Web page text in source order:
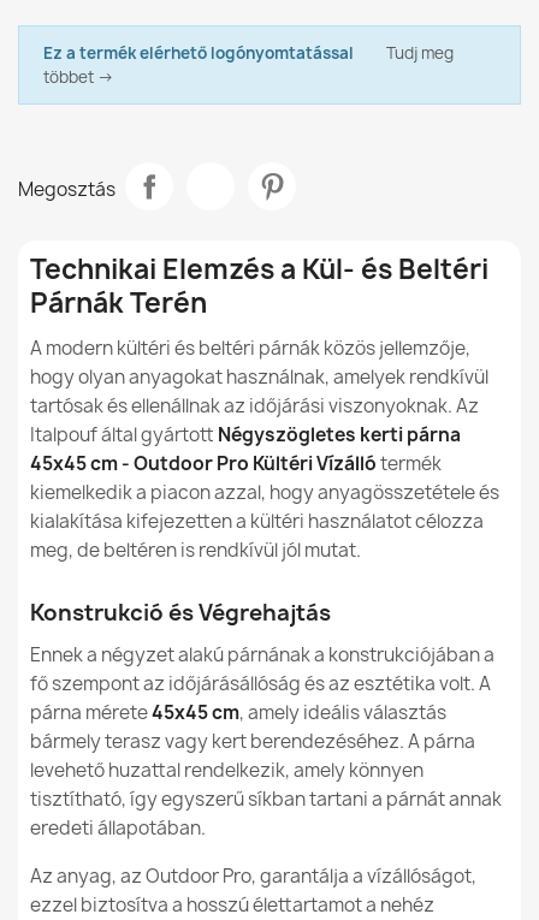
Milyen nylonból készülnek a kültéri babzsákok?
Hogyan védhető a nylon babzsák a napsütéstől?
babzsákokat?
A nylonból készült babzsákok használhatók a házon
belül és kívül is?
A nylonból készült babzsákok biztonságosak a
Kültéri Vízálló
8 990,00 Ft
Adatlap
Anyag
Méret
Rendeltetésszerű
Levehető Huzat Igen
Garancia Anyag 24 Hónap
Poduszka-Kw-Ogrodowa
Ean13 5907500841247
MPN (Gyártói Cikkszám) 559
Állapot Új
Ez a termék elérhető logónyomtatással
Tudj meg
többet →
Megosztás
Technikai Elemzés a Kül- és Beltéri
Párnák Terén
A modern kültéri és beltéri párnák közös jellemzője,
hogy olyan anyagokat használnak, amelyek rendkívül
tartósak és ellenállnak az időjárási viszonyoknak. Az
Italpouf által gyártott Négyszögletes kerti párna
45x45 cm - Outdoor Pro Kültéri Vízállótermék
kiemelkedik a piacon azzal, hogy anyagösszetétele és
kialakítása kifejezetten a kültéri használatot célozza
meg, de beltéren is rendkívül jól mutat.
Konstrukció és Végrehajtás
Ennek a négyzet alakú párnának a konstrukciójában a
fő szempont az időjárásállóság és az esztétika volt. A
párna mérete45x45 cm, amely ideális választás
bármely terasz vagy kert berendezéséhez. A párna
levehető huzattal rendelkezik, amely könnyen
tisztítható, így egyszerű síkban tartani a párnát annak
eredeti állapotában.
Az anyag, az Outdoor Pro, garantálja a vízállóságot,
ezzel biztosítva a hosszú élettartamot a nehéz